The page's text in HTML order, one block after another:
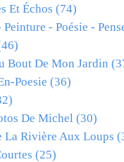
Et Échos (74)
- Poésie -
Bout De Mon Jardin
Poesie (36)
De Michel (30)
La Rivière Aux Loups
(25)